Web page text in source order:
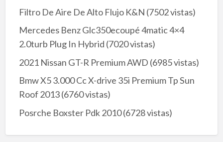
Filtro De Aire De Alto Flujo K&N (7502 vistas)
Mercedes Benz Glc350ecoupé 4matic 4×4
2.0turb Plug In Hybrid (7020 vistas)
2021 Nissan GT-R Premium AWD (6985 vistas)
Bmw X5 3.000 Cc X-drive 35i Premium Tp Sun
Roof 2013(6760 vistas)
Posrche Boxster Pdk 2010(6728 vistas)